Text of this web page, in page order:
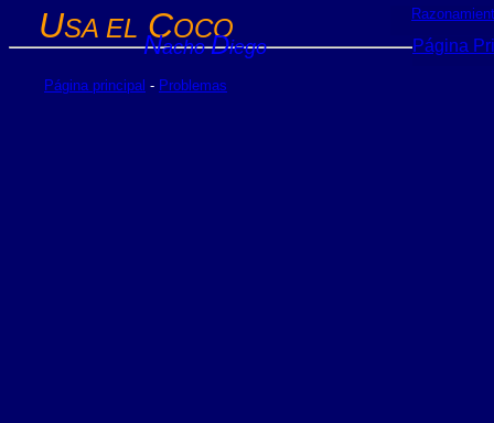
USA EL COCO
NachoDiego
Página principal - Problemas
Página